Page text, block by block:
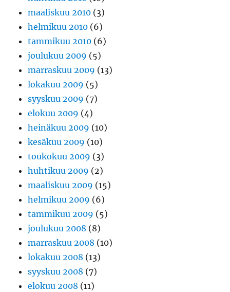
maaliskuu 2010 (3)
helmikuu 2010 (6)
tammikuu 2010 (6)
joulukuu 2009 (5)
marraskuu 2009 (13)
lokakuu 2009 (5)
syyskuu 2009 (7)
elokuu 2009 (4)
heinäkuu 2009 (10)
kesäkuu 2009 (10)
toukokuu 2009 (3)
huhtikuu 2009 (2)
maaliskuu 2009 (15)
helmikuu 2009 (6)
tammikuu 2009 (5)
joulukuu 2008 (8)
marraskuu 2008 (10)
lokakuu 2008 (13)
syyskuu 2008 (7)
elokuu 2008 (11)